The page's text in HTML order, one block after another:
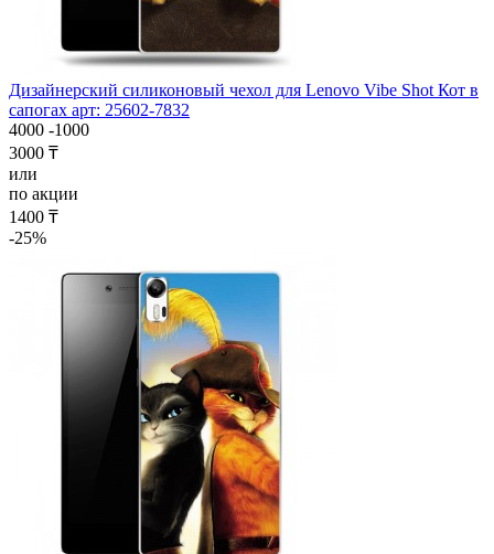
Дизайнерский силиконовый чехол для Lenovo Vibe Shot Кот в
сапогах арт: 25602-7832
4000 -1000
3000 ₸
или
по акции
1400 ₸
-25%